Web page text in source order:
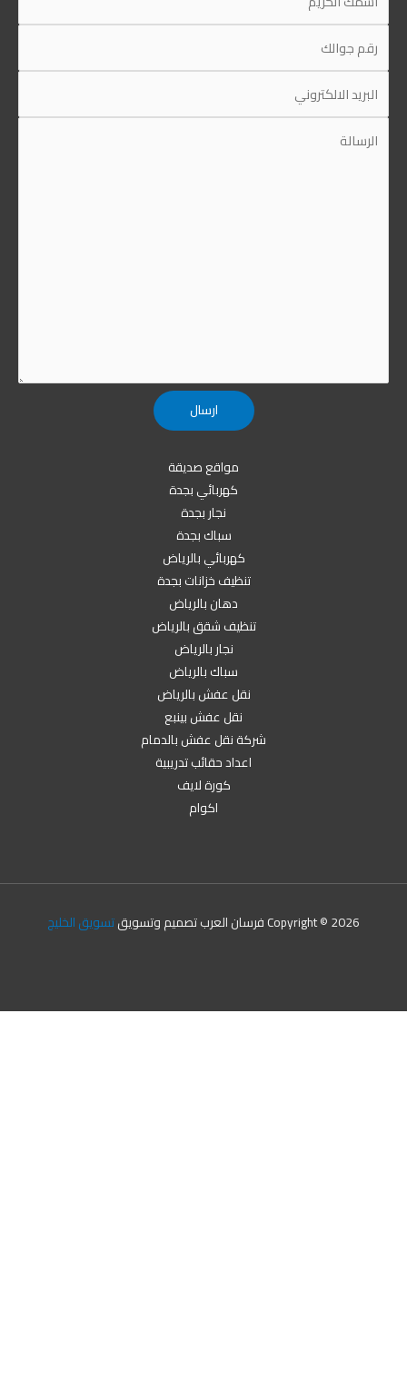
مواقع صديقة
كهربائي بجدة
نجار بجدة
سباك بجدة
كهربائي بالرياض
تنظيف خزانات بجدة
دهان بالرياض
تنظيف شقق بالرياض
نجار بالرياض
سباك بالرياض
نقل عفش بالرياض
نقل عفش بينبع
شركة نقل عفش بالدمام
اعداد حقائب تدريبية
كورة لايف
Copyright © 2026 فرسان العرب تصميم وتسويق تسويق الخليج